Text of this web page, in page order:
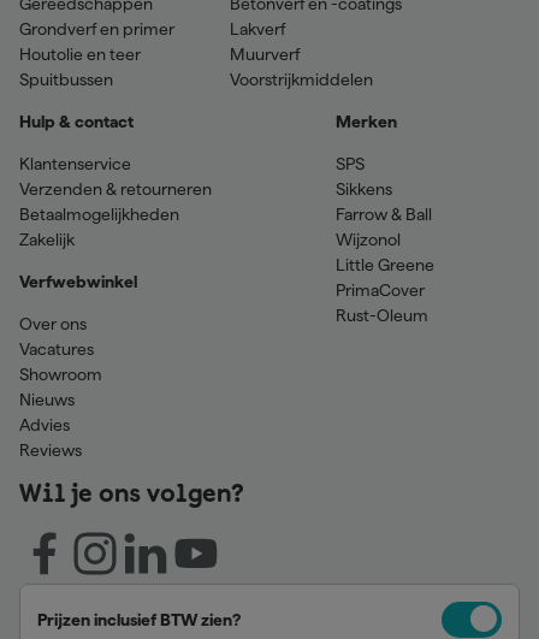
Grondverf en primer
Houtolie en teer
Spuitbussen
Lakverf
Muurverf
Voorstrijkmiddelen
Hulp & contact
Klantenservice
Verzenden & retourneren
Betaalmogelijkheden
Zakelijk
Verfwebwinkel
Over ons
Vacatures
Showroom
Nieuws
Advies
Reviews
Merken
SPS
Sikkens
Farrow & Ball
Wijzonol
Little Greene
PrimaCover
Rust-Oleum
Wil je ons volgen?
Prijzen inclusief BTW zien?